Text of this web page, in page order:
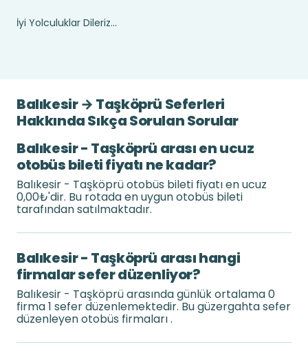
İyi Yolculuklar Dileriz...
Balıkesir → Taşköprü Seferleri
Hakkında Sıkça Sorulan Sorular
Balıkesir - Taşköprü arası en ucuz
otobüs bileti fiyatı ne kadar?
Balıkesir - Taşköprü otobüs bileti fiyatı en ucuz
0,00₺'dir. Bu rotada en uygun otobüs bileti
tarafından satılmaktadır.
Balıkesir - Taşköprü arası hangi
firmalar sefer düzenliyor?
Balıkesir - Taşköprü arasında günlük ortalama 0
firma 1 sefer düzenlemektedir. Bu güzergahta sefer
düzenleyen otobüs firmaları .